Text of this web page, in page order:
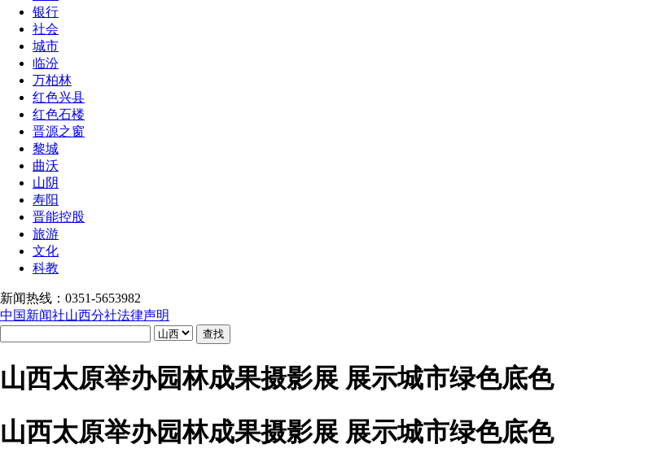
银行
社会
城市
临汾
万柏林
红色兴县
红色石楼
晋源之窗
黎城
曲沃
山阴
寿阳
晋能控股
旅游
文化
科教
新闻热线：0351-5653982
中国新闻社山西分社法律声明
山西太原举办园林成果摄影展 展示城市绿色底色
山西太原举办园林成果摄影展 展示城市绿色底色